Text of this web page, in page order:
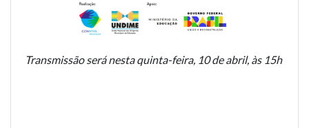
Transmissão será nesta quinta-feira, 10 de abril, às 15h